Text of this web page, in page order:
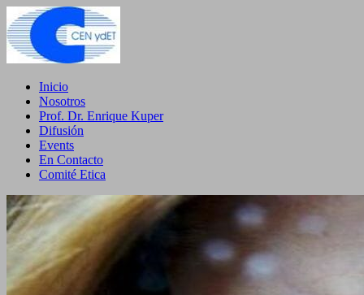
Inicio
Nosotros
Prof. Dr. Enrique Kuper
Difusión
Events
En Contacto
Comité Etica